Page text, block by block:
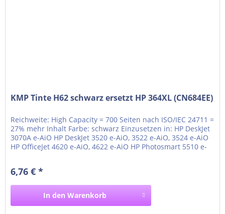
KMP Tinte H62 schwarz ersetzt HP 364XL (CN684EE)
Reichweite: High Capacity = 700 Seiten nach ISO/IEC 24711 =
27% mehr Inhalt Farbe: schwarz Einzusetzen in: HP DeskJet
3070A e-AiO HP DeskJet 3520 e-AiO, 3522 e-AiO, 3524 e-AiO
HP OfficeJet 4620 e-AiO, 4622 e-AiO HP Photosmart 5510 e-
6520 e-AiO, 6525 e-AiO HP...
6,76 € *
In den Warenkorb